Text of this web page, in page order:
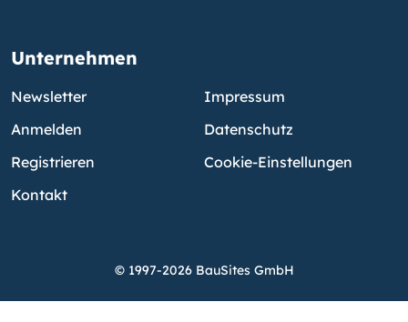
Unternehmen
Newsletter
Anmelden
Registrieren
Kontakt
Impressum
Datenschutz
Cookie-Einstellungen
© 1997-2026 BauSites GmbH